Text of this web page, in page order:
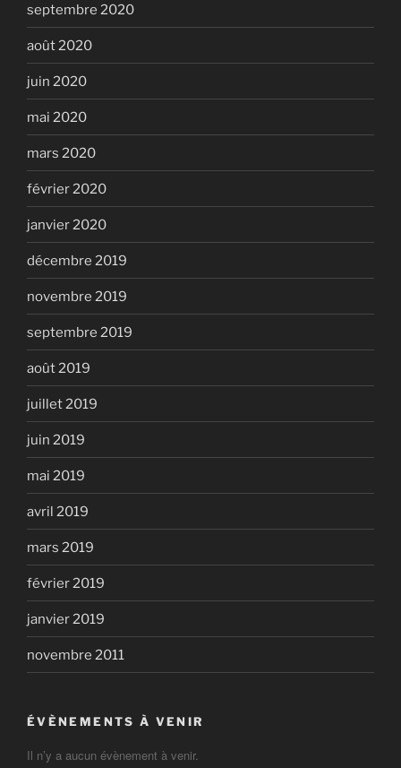
septembre 2020
août 2020
juin 2020
mai 2020
mars 2020
février 2020
janvier 2020
décembre 2019
novembre 2019
septembre 2019
août 2019
juillet 2019
juin 2019
mai 2019
avril 2019
mars 2019
février 2019
janvier 2019
novembre 2011
ÉVÈNEMENTS À VENIR
Il n’y a aucun évènement à venir.